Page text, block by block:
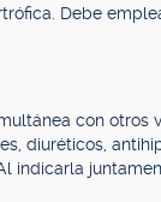
Debe
con otros
diuréticos,
indicarla